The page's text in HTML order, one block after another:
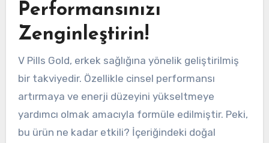
Performansınızı
Zenginleştirin!
V Pills Gold, erkek sağlığına yönelik geliştirilmiş
bir takviyedir. Özellikle cinsel performansı
artırmaya ve enerji düzeyini yükseltmeye
yardımcı olmak amacıyla formüle edilmiştir. Peki,
bu ürün ne kadar etkili? İçeriğindeki doğal